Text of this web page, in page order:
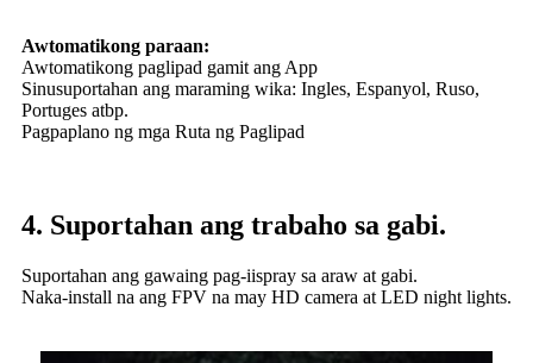
Awtomatikong paraan:
Awtomatikong paglipad gamit ang App
Sinusuportahan ang maraming wika: Ingles, Espanyol, Ruso,
Portuges atbp.
Pagpaplano ng mga Ruta ng Paglipad
4. Suportahan ang trabaho sa gabi.
Suportahan ang gawaing pag-iispray sa araw at gabi.
Naka-install na ang FPV na may HD camera at LED night lights.